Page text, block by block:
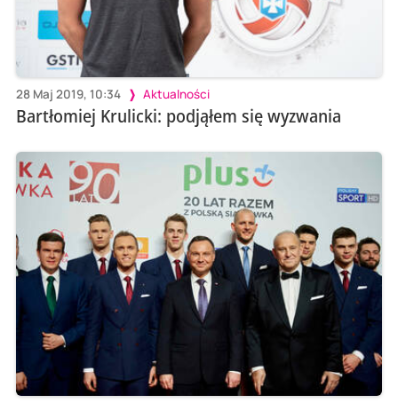
28 Maj 2019, 10:34 Aktualności
Bartłomiej Krulicki: podjąłem się wyzwania